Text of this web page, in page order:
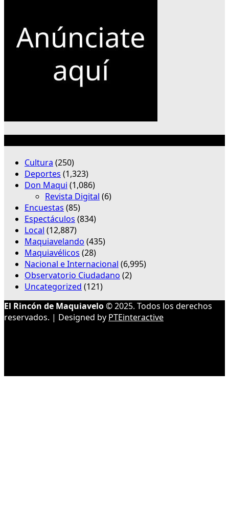
Cultura (250)
Deportes (1,323)
Don Maqui (1,086)
Revista Digital (6)
Encuestas (85)
Espectáculos (834)
Local (12,887)
Maquiavelando (435)
Maquiavélicos (28)
Nacional e Internacional (6,995)
Observatorio Ciudadano (2)
Uncategorized (121)
El Rincón de Maquiavelo© 2025. Todos los derechos
reservados. | Designed by PTEinteractive